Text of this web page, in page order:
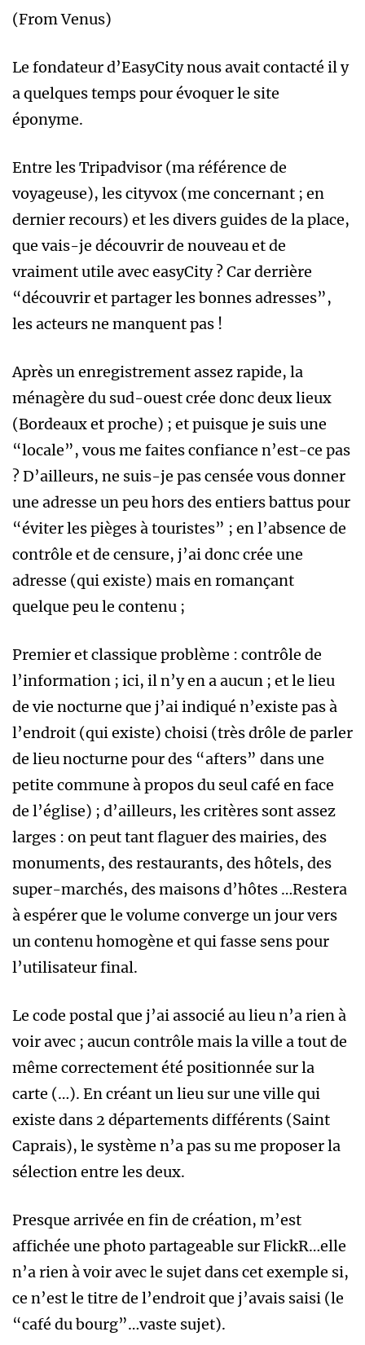
(From Venus)
Le fondateur d’EasyCity nous avait contacté il y
a quelques temps pour évoquer le site
éponyme.
Entre les Tripadvisor (ma référence de
voyageuse), les cityvox (me concernant ; en
dernier recours) et les divers guides de la place,
que vais-je découvrir de nouveau et de
vraiment utile avec easyCity ? Car derrière
“découvrir et partager les bonnes adresses”,
les acteurs ne manquent pas !
Après un enregistrement assez rapide, la
ménagère du sud-ouest crée donc deux lieux
(Bordeaux et proche) ; et puisque je suis une
“locale”, vous me faites confiance n’est-ce pas
? D’ailleurs, ne suis-je pas censée vous donner
une adresse un peu hors des entiers battus pour
“éviter les pièges à touristes” ; en l’absence de
contrôle et de censure, j’ai donc crée une
adresse (qui existe) mais en romançant
quelque peu le contenu ;
Premier et classique problème : contrôle de
l’information ; ici, il n’y en a aucun ; et le lieu
de vie nocturne que j’ai indiqué n’existe pas à
l’endroit (qui existe) choisi (très drôle de parler
de lieu nocturne pour des “afters” dans une
petite commune à propos du seul café en face
de l’église) ; d’ailleurs, les critères sont assez
larges : on peut tant flaguer des mairies, des
monuments, des restaurants, des hôtels, des
super-marchés, des maisons d’hôtes …Restera
à espérer que le volume converge un jour vers
un contenu homogène et qui fasse sens pour
l’utilisateur final.
Le code postal que j’ai associé au lieu n’a rien à
voir avec ; aucun contrôle mais la ville a tout de
même correctement été positionnée sur la
carte (…). En créant un lieu sur une ville qui
existe dans 2 départements différents (Saint
Caprais), le système n’a pas su me proposer la
sélection entre les deux.
Presque arrivée en fin de création, m’est
affichée une photo partageable sur FlickR…elle
n’a rien à voir avec le sujet dans cet exemple si,
ce n’est le titre de l’endroit que j’avais saisi (le
“café du bourg”…vaste sujet).